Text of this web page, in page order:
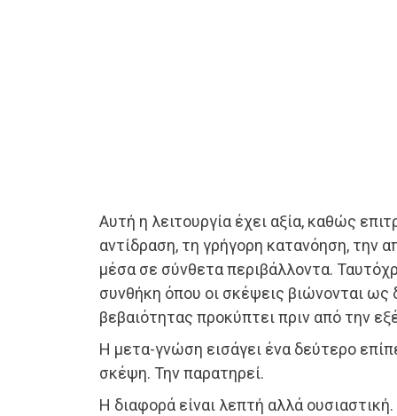
Αυτή η λειτουργία έχει αξία, καθώς
αντίδραση, τη γρήγορη κατανόηση, την
μέσα σε σύνθετα περιβάλλοντα.
συνθήκη όπου οι σκέψεις βιώνονται ως
βεβαιότητας προκύπτει πριν από την
Η μετα-γνώση εισάγει ένα δεύτερο
σκέψη. Την παρατηρεί.
Η διαφορά είναι λεπτή αλλά